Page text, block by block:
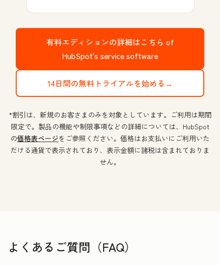
有料エディションの詳細はこちら of
HubSpot's service software
14日間の無料トライアルを始める→
*割引は、新規のお客さまのみを対象としています。ご利用は期間
限定で。製品の機能や制限事項などの詳細については、HubSpot
の価格表ページをご参照ください。価格はお支払いにご利用いた
だける通貨で表示されており、表示金額に諸税は含まれておりま
せん。
よくあるご質問（FAQ）